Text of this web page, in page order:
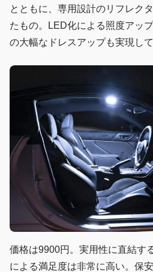
とともに、専用設計のリフレク
たもの。LED化による照度アッ
の大幅なドレスアップも実現して
価格は9900円。実用性に直結す
による満足度は非常に高い。保